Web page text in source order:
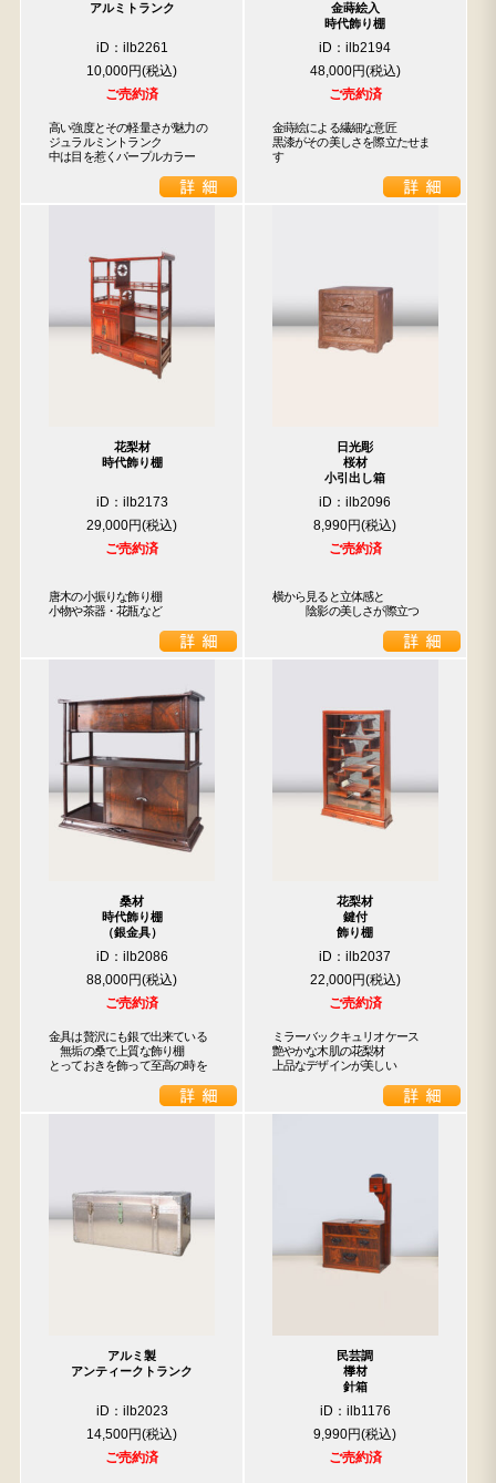
アルミトランク
iD：ilb2261
10,000円
ご売約済
高い強度とその軽量さが魅力の
ジュラルミントランク
中は目を惹くパープルカラー
金蒔絵入
時代飾り棚
iD：ilb2194
48,000円
ご売約済
金蒔絵による繊細な意匠
黒漆がその美しさを際立たせま
す
花梨材
時代飾り棚
iD：ilb2173
29,000円
ご売約済
唐木の小振りな飾り棚
小物や茶器・花瓶など
日光彫
桜材
小引出し箱
iD：ilb2096
8,990円
ご売約済
横から見ると立体感と
陰影の美しさが際立つ
桑材
時代飾り棚
（銀金具）
iD：ilb2086
88,000円
ご売約済
金具は贅沢にも銀で出来ている
無垢の桑で上質な飾り棚
とっておきを飾って至高の時を
花梨材
鍵付
飾り棚
iD：ilb2037
22,000円
ご売約済
ミラーバックキュリオケース
艶やかな木肌の花梨材
上品なデザインが美しい
アルミ製
アンティークトランク
iD：ilb2023
14,500円
ご売約済
民芸調
﨔材
針箱
iD：ilb1176
9,990円
ご売約済